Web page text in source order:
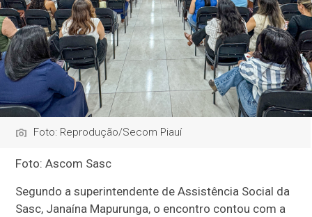
Foto: Reprodução/Secom Piauí
Foto: Ascom Sasc
Segundo a superintendente de Assistência Social da
Sasc, Janaína Mapurunga, o encontro contou com a